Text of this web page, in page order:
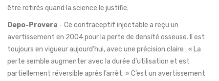
être retirés quand la science le justifie.
Depo-Provera - Ce contraceptif injectable a reçu un
avertissement en 2004 pour la perte de densité osseuse. Il est
toujours en vigueur aujourd’hui, avec une précision claire : « La
perte semble augmenter avec la durée d’utilisation et est
partiellement réversible après l’arrêt. » C’est un avertissement